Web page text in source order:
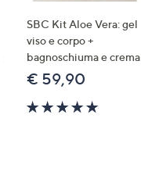
SBC Kit Aloe Vera: gel
viso e corpo +
bagnoschiuma e crema
€ 59,90